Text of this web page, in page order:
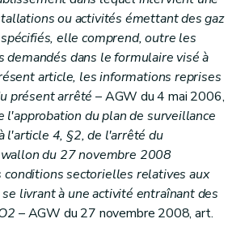
ou activités émettant des gaz
elle comprend, outre les
demandés dans le formulaire visé à
article, les informations reprises
présent arrêté – AGW du 4 mai 2006,
l'approbation du plan de surveillance
l'article 4, §2, de l'arrêté du
du 27 novembre 2008
sectorielles relatives aux
livrant à une activité entraînant des
– AGW du 27 novembre 2008, art.